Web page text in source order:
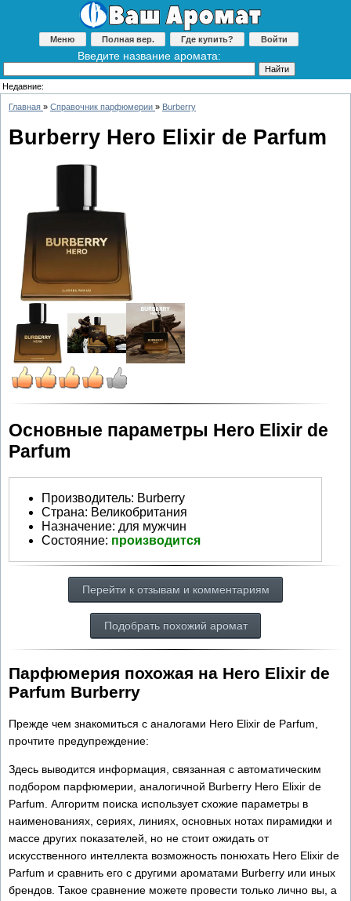
Меню Полная вер. Где купить? Войти
Введите название аромата:
Недавние:
Главная » Справочник парфюмерии » Burberry
Burberry Hero Elixir de Parfum
Основные параметры Hero Elixir de
Parfum
Производитель: Burberry
Страна: Великобритания
Назначение: для мужчин
Состояние: производится
Перейти к отзывам и комментариям
Подобрать похожий аромат
Парфюмерия похожая на Hero Elixir de
Parfum Burberry
Прежде чем знакомиться с аналогами Hero Elixir de Parfum,
прочтите предупреждение:
Здесь выводится информация, связанная с автоматическим
подбором парфюмерии, аналогичной Burberry Hero Elixir de
Parfum. Алгоритм поиска использует схожие параметры в
наименованиях, сериях, линиях, основных нотах пирамидки и
массе других показателей, но не стоит ожидать от
искусственного интеллекта возможность понюхать Hero Elixir de
Parfum и сравнить его с другими ароматами Burberry или иных
брендов. Такое сравнение можете провести только лично вы, а